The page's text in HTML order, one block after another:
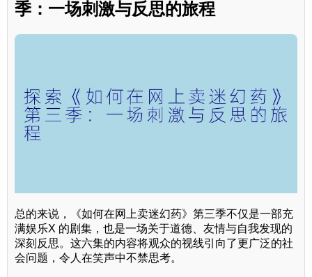
季：一场刺激与反思的旅程
总的来说，《如何在网上卖迷幻药》第三季不仅是一部充
满娱乐X 的剧集，也是一场关于道德、友情与自我发现的
深刻反思。这六集的内容将观众的视线引向了更广泛的社
会问题，令人在笑声中不禁思考。